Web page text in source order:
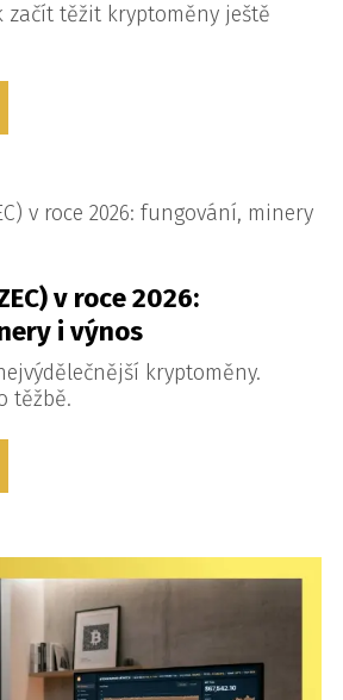
začít těžit kryptoměny ještě
v roce 2026:
i výnos
kryptoměny.
těžbě.